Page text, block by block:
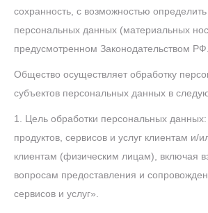
сохранность, с возможностью
персональных данных (материальных
предусмотренном Законодательством РФ.
Общество осуществляет обработку
субъектов персональных данных в
1. Цель обработки персональных
продуктов, сервисов и услуг клиентам и/
клиентам (физическим лицам), включая
вопросам предоставления и
сервисов и услуг».